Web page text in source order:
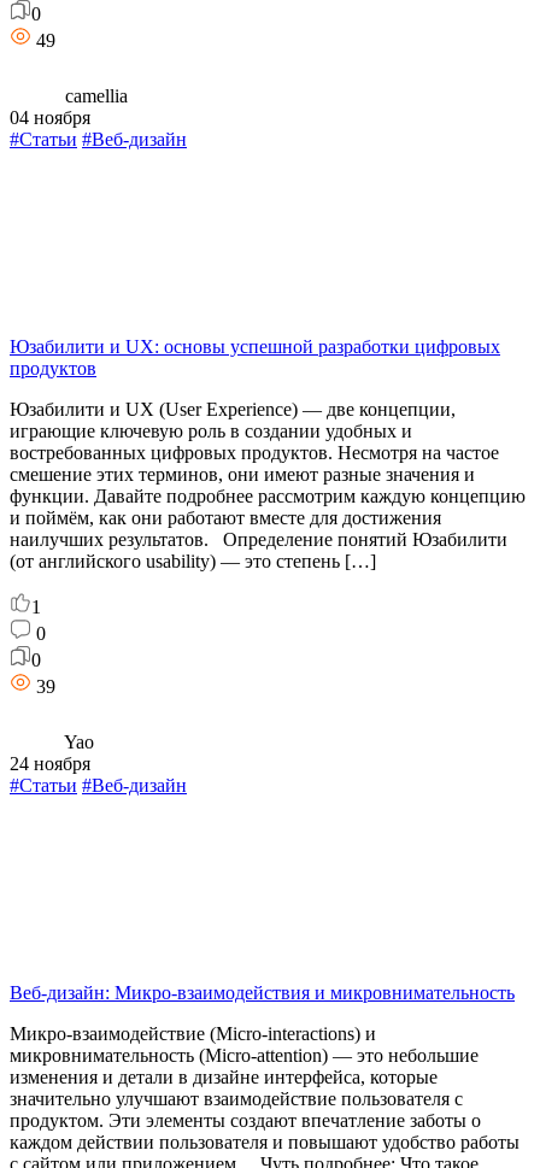
0
49
camellia
04 ноября
#Статьи #Веб-дизайн
Юзабилити и UX: основы успешной разработки цифровых
продуктов
Юзабилити и UX (User Experience) — две концепции,
играющие ключевую роль в создании удобных и
востребованных цифровых продуктов. Несмотря на частое
смешение этих терминов, они имеют разные значения и
функции. Давайте подробнее рассмотрим каждую концепцию
и поймём, как они работают вместе для достижения
наилучших результатов. Определение понятий Юзабилити
(от английского usability) — это степень […]
1
0
0
39
Yao
24 ноября
#Статьи #Веб-дизайн
Веб-дизайн: Микро-взаимодействия и микровнимательность
Микро-взаимодействие (Micro-interactions) и
микровнимательность (Micro-attention) — это небольшие
изменения и детали в дизайне интерфейса, которые
значительно улучшают взаимодействие пользователя с
продуктом. Эти элементы создают впечатление заботы о
каждом действии пользователя и повышают удобство работы